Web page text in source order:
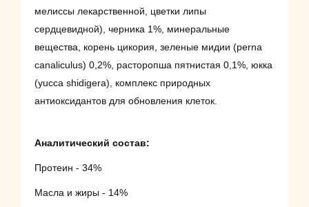
мелиссы лекарственной, цветки липы
сердцевидной), черника 1%, минеральные
вещества, корень цикория, зеленые мидии (perna
canaliculus) 0,2%, расторопша пятнистая 0,1%, юкка
(yucca shidigera), комплекс природных
антиоксидантов для обновления клеток.
Аналитический состав:
Протеин - 34%
Масла и жиры - 14%